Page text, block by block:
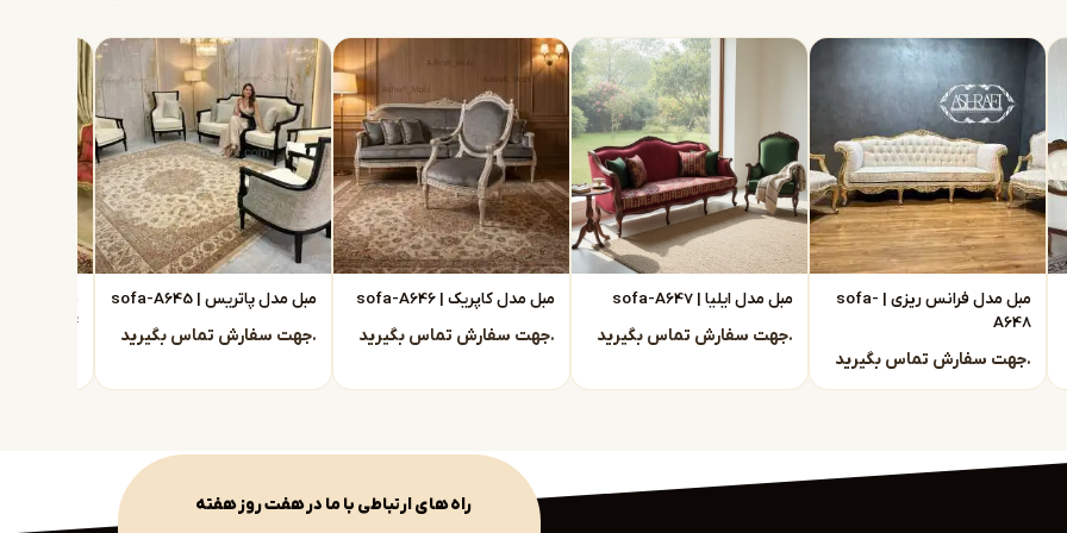
مبل نئوکلاسیک در مشهد
انتخابی بسیار هوشمندانه
از تولیدی
با تولیدی مبل نئوکلاسیک مشهد در ارتباط
فروش راحت است.
بررسی کنید، از جمله:
مبل مدل فرانس ریزی | sofa-
A648
جهت سفارش تماس بگیرید.
مبل مدل ایلیا | sofa-A647
جهت سفارش تماس بگیرید.
مبل مدل کاپریک | sofa-A646
جهت سفارش تماس بگیرید.
مبل مدل پاتریس | sofa-A645
جهت سفارش تماس بگیرید.
A644
راه های ارتباطی با ما در هفت روز هفته